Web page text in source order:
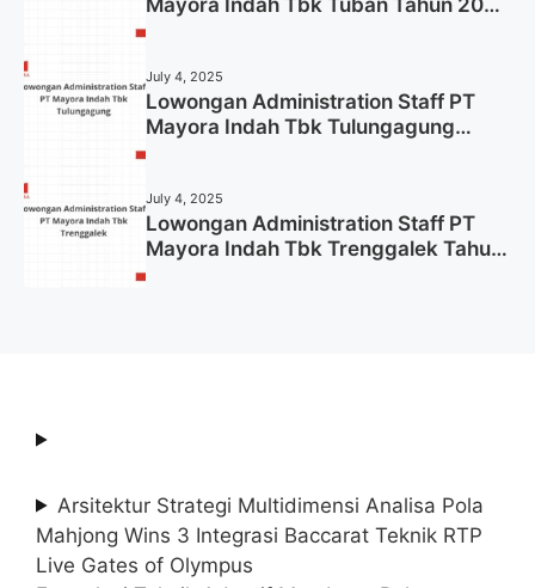
July 4, 2025
Lowongan Administration Staff PT
Mayora Indah Tbk Tulungagung
July 4, 2025
Lowongan Administration Staff PT
Mayora Indah Tbk Trenggalek Tahun
Arsitektur Strategi Multidimensi Analisa Pola
Mahjong Wins 3 Integrasi Baccarat Teknik RTP
Live Gates of Olympus